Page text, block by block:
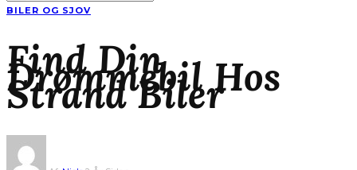
BILER OG SJOV
Find Din
Drømmebil Hos
Strand Biler